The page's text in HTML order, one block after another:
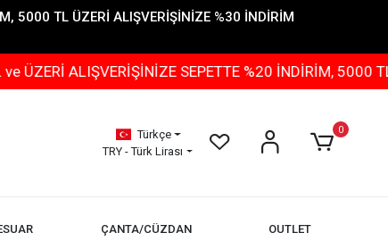
5000 TL ÜZERİ ALIŞVERİŞİNİZE %30 İNDİRİM
ALIŞVERİŞİNİZE SEPETTE %20 İNDİRİM, 5000 TL
Türkçe
TRY - Türk Lirası
0
ÇANTA/CÜZDAN OUTLET